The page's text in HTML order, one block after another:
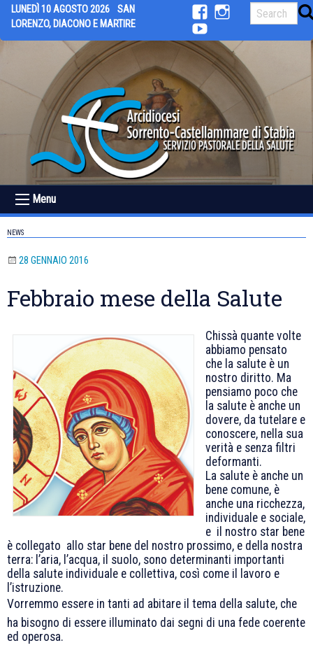
Skip
content
LUNEDÌ 10 AGOSTO 2026
SAN
LORENZO, DIACONO E MARTIRE
facebookInstagram
youtube
Menu
NEWS
28 GENNAIO 2016
Febbraio mese della Salute
Chissà quante volte
abbiamo pensato
che la salute è un
nostro diritto. Ma
pensiamo poco che
la salute è anche un
dovere, da tutelare e
conoscere, nella sua
verità e senza filtri
deformanti.
La salute è anche un
bene comune, è
anche una ricchezza,
individuale e sociale,
e il nostro star bene
è collegato allo star bene del nostro prossimo, e della nostra
terra: l’aria, l’acqua, il suolo, sono determinanti importanti
della salute individuale e collettiva, così come il lavoro e
l’istruzione.
Vorremmo essere in tanti ad abitare il tema della salute, che
ha bisogno di essere illuminato dai segni di una fede coerente
ed operosa.